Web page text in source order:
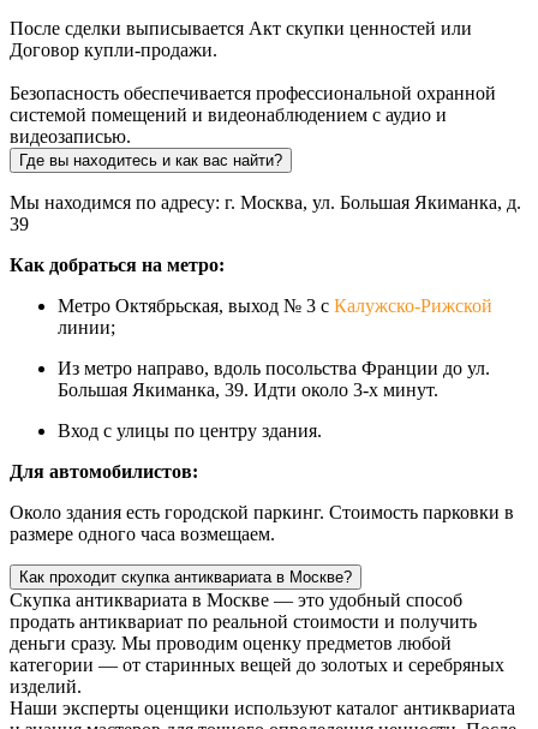
После сделки выписывается Акт скупки ценностей или
Договор купли-продажи.
Безопасность обеспечивается профессиональной охранной
системой помещений и видеонаблюдением с аудио и
видеозаписью.
Где вы находитесь и как вас найти?
Мы находимся по адресу: г. Москва, ул. Большая Якиманка, д.
39
Как добраться на метро:
Метро Октябрьская, выход № 3 с Калужско-Рижской
линии;
Из метро направо, вдоль посольства Франции до ул.
Большая Якиманка, 39. Идти около 3-х минут.
Вход с улицы по центру здания.
Для автомобилистов:
Около здания есть городской паркинг. Стоимость парковки в
размере одного часа возмещаем.
Как проходит скупка антиквариата в Москве?
Скупка антиквариата в Москве — это удобный способ
продать антиквариат по реальной стоимости и получить
деньги сразу. Мы проводим оценку предметов любой
категории — от старинных вещей до золотых и серебряных
изделий.
Наши эксперты оценщики используют каталог антиквариата